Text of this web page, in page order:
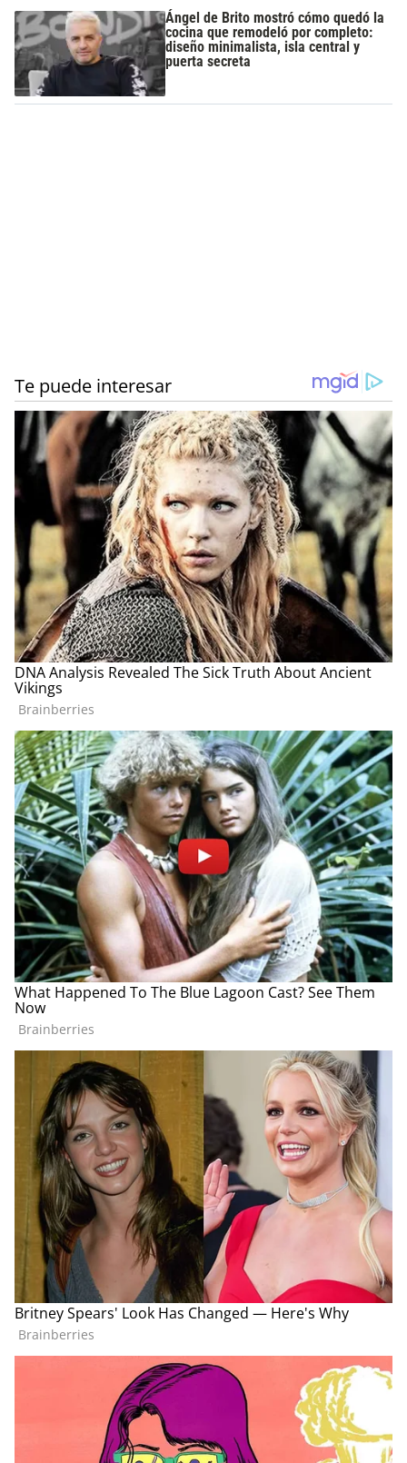
Ángel de Brito mostró cómo quedó la
cocina que remodeló por completo:
diseño minimalista, isla central y
puerta secreta